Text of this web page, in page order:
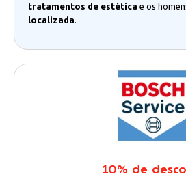
tratamentos de estética e os
localizada
10% de